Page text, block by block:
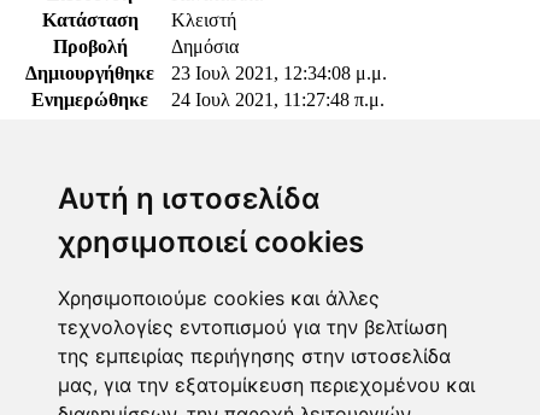
Αυτή η ιστοσελίδα
χρησιμοποιεί cookies
Χρησιμοποιούμε cookies και άλλες
τεχνολογίες εντοπισμού για την βελτίωση
της εμπειρίας περιήγησης στην ιστοσελίδα
μας, για την εξατομίκευση περιεχομένου και
Κατάσταση
Κλειστή
Προβολή
Δημόσια
Δημιουργήθηκε
23 Ιουλ 2021, 12:34:08 μ.μ.
Ενημερώθηκε
24 Ιουλ 2021, 11:27:48 π.μ.
Επόπτης
Γεωργία Κωνσταντάγκα